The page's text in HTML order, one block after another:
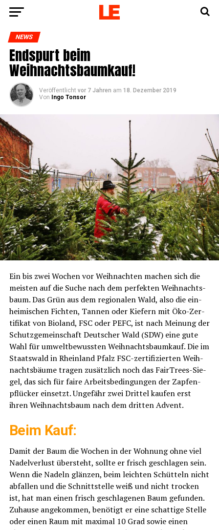
NEWS
End­spurt beim
Weihnachtsbaumkauf!
Veröffentlicht vor 7 Jahren am 18. Dezember 2019
Von
Ingo Tonsor
Ein bis zwei Wochen vor Weih­nach­ten machen sich die
meis­ten auf die Suche nach dem per­fek­ten Weih­nachts­
baum. Das Grün aus dem regio­na­len Wald, also die ein­
hei­mi­schen Fich­ten, Tan­nen oder Kie­fern mit Öko-Zer­
ti­fi­kat von Bio­land, FSC oder PEFC, ist nach Mei­nung der
Schutz­ge­mein­schaft Deut­scher Wald (SDW) eine gute
Wahl für umwelt­be­wuss­ten Weih­nachts­baum­kauf. Die im
Staats­wald in Rhein­land Pfalz FSC-zer­ti­fi­zier­ten Weih­
nachts­bäu­me tra­gen zusätz­lich noch das Fair­Trees-Sie­
gel, das sich für fai­re Arbeits­be­din­gun­gen der Zap­fen­
pflü­cker ein­setzt. Unge­fähr zwei Drit­tel kau­fen erst
ihren Weih­nachts­baum nach dem drit­ten Advent.
Beim Kauf:
Damit der Baum die Wochen in der Woh­nung ohne viel
Nadel­ver­lust über­steht, soll­te er frisch geschla­gen sein.
Wenn die Nadeln glän­zen, beim leich­ten Schüt­teln nicht
abfal­len und die Schnitt­stel­le weiß und nicht tro­cken
ist, hat man einen frisch geschla­ge­nen Baum gefun­den.
Zuhau­se ange­kom­men, benö­tigt er eine schat­ti­ge Stel­le
oder einen Raum mit maxi­mal 10 Grad sowie einen